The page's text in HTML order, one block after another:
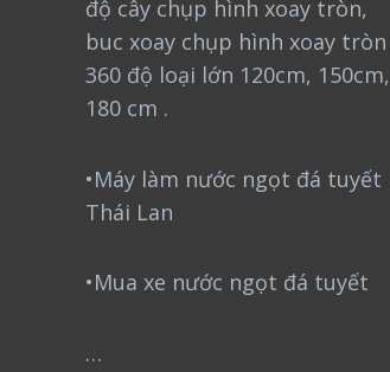
độ cây chụp hình xoay tròn,
buc xoay chụp hình xoay tròn
360 độ loại lớn 120cm, 150cm,
180 cm .
•Máy làm nước ngọt đá tuyết
Thái Lan
•Mua xe nước ngọt đá tuyết
…